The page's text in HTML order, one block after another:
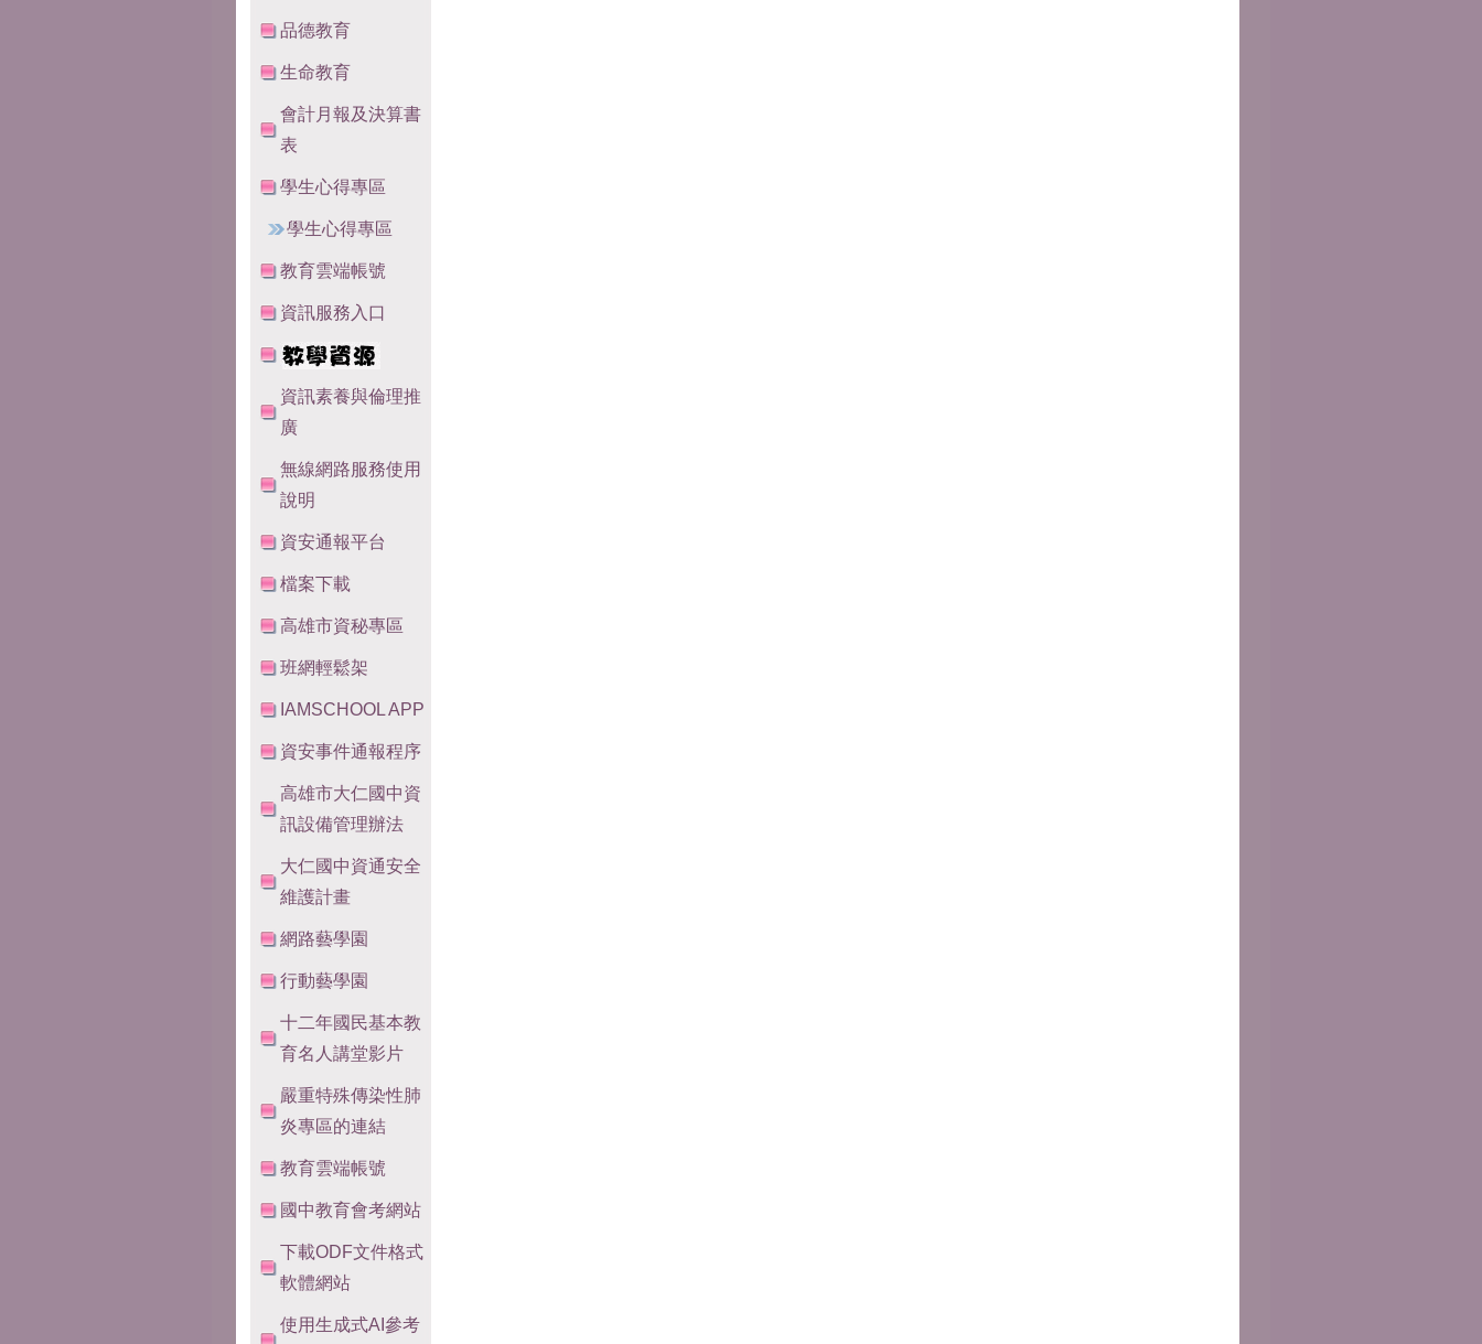
品德教育
生命教育
會計月報及決算書
表
學生心得專區
學生心得專區
教育雲端帳號
資訊服務入口
資訊素養與倫理推
廣
無線網路服務使用
說明
資安通報平台
檔案下載
高雄市資秘專區
班網輕鬆架
IAMSCHOOL APP
資安事件通報程序
高雄市大仁國中資
訊設備管理辦法
大仁國中資通安全
維護計畫
網路藝學園
行動藝學園
十二年國民基本教
育名人講堂影片
嚴重特殊傳染性肺
炎專區的連結
教育雲端帳號
國中教育會考網站
下載ODF文件格式
軟體網站
使用生成式AI參考